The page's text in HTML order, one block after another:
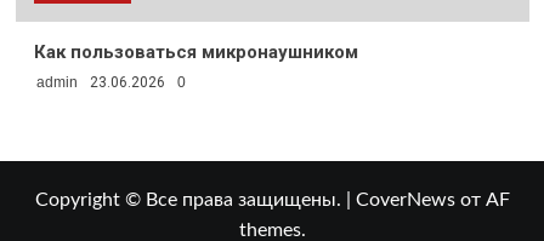
Как пользоваться микронаушником
admin 23.06.2026 0
Copyright © Все права защищены. CoverNewsот AF
themes.